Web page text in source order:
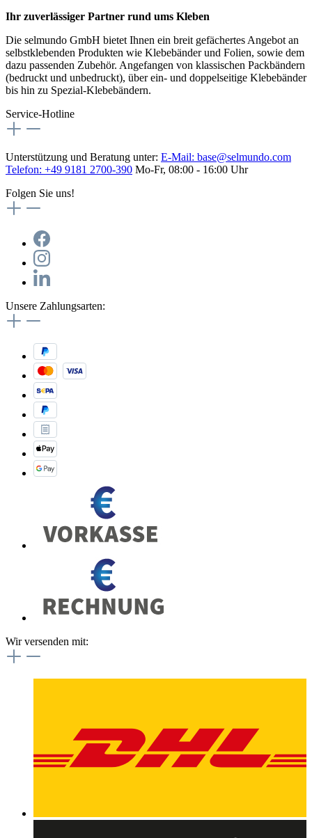
Ihr zuverlässiger Partner rund ums Kleben
Die selmundo GmbH bietet Ihnen ein breit gefächertes Angebot an
selbstklebenden Produkten wie Klebebänder und Folien, sowie dem
dazu passenden Zubehör. Angefangen von klassischen Packbändern
(bedruckt und unbedruckt), über ein- und doppelseitige Klebebänder
bis hin zu Spezial-Klebebändern.
Service-Hotline
Unterstützung und Beratung unter: E-Mail: base@selmundo.com
Telefon: +49 9181 2700-390 Mo-Fr, 08:00 - 16:00 Uhr
Folgen Sie uns!
Unsere Zahlungsarten:
Wir versenden mit: